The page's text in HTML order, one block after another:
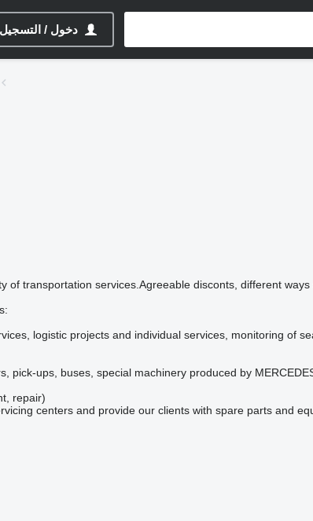
دخول / التسجيل
of transportation services.Agreeable disconts, different
logistic projects and individual services, monitoring of
pick-ups, buses, special machinery produced by
repair)
centers and provide our clients with spare parts and